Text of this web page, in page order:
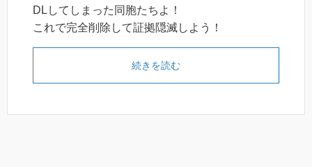
DLしてしまった同胞たちよ！
これで完全削除して証拠隠滅しよう！
続きを読む